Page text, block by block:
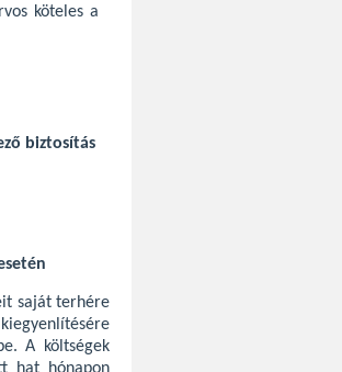
köteles a
biztosítás
saját terhére
A költségek